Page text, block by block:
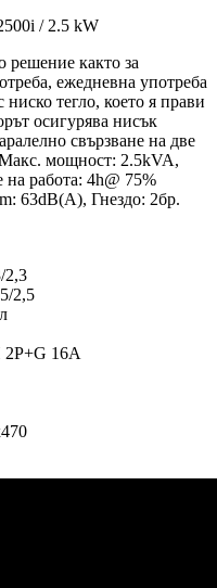
/ 2.5 kW
решение както за
ежедневна употреба
тегло, което я прави
осигурява нисък
свързване на две
мощност: 2.5kVA,
работа: 4h@ 75%
63dB(A), Гнездо: 2бр.
2,5
л
16A